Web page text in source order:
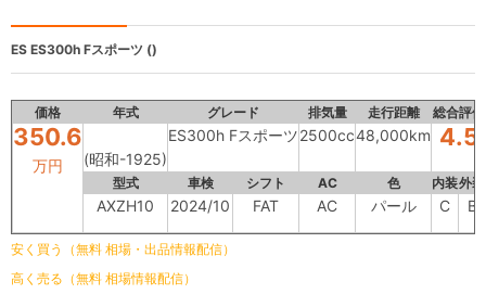
ES ES300h Fスポーツ ()
価格 年式 グレード 排気量 走行距離 総合評価
350.6
万円 (昭和-1925)
ES300h Fスポーツ2500cc48,000km 4.5
型式 車検 シフト AC 色 内装外装
AXZH10 2024/10 FAT AC パール C B
安く買う（無料 相場・出品情報配信）
高く売る（無料 相場情報配信）